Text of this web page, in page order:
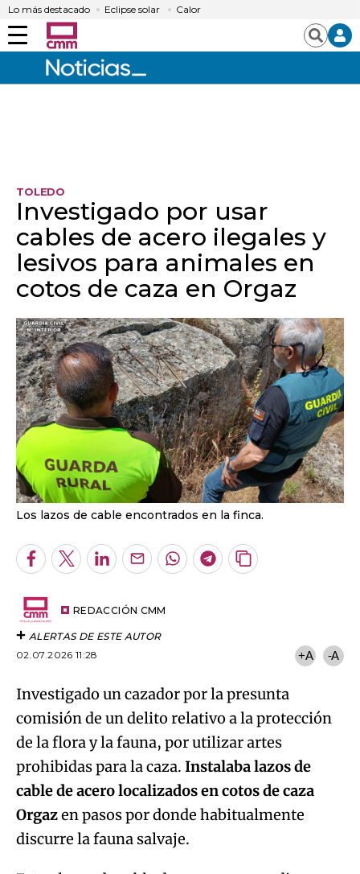
Lo más destacado Eclipse solar Calor
Menú Buscar
TOLEDO
Investigado por usar
cables de acero ilegales y
lesivos para animales en
cotos de caza en Orgaz
Los lazos de cable encontrados en la finca.
Facebook
TwitterLinkedInEnviarWhatsapp
Telegram
Copiar
REDACCIÓN CMM
ALERTAS DE ESTE AUTOR
02.07.2026 11:28
+A -A
Investigado un cazador por la presunta
comisión de un delito relativo a la protección
de la flora y la fauna, por utilizar artes
prohibidas para la caza. Instalaba lazos de
cable de acero localizados en cotos de caza
Orgazen pasos por donde habitualmente
discurre la fauna salvaje.